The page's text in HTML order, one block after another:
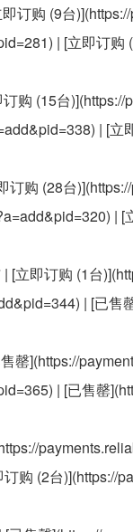
订购 (9台
| [立即订购
购 (15台)](https://
| [立
订购 (28台
| [
[立即订购 (1台
| [已售
罄](https://
| [已售罄
购 (2台)](https://